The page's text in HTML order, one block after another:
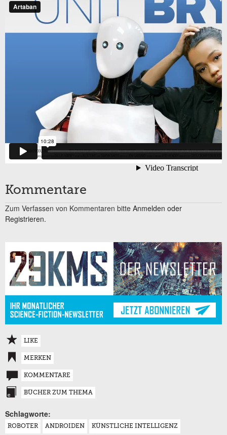
Kommentare
Zum Verfassen von Kommentaren bitte Anmelden oder
Registrieren.
LIKE
MERKEN
KOMMENTARE
BÜCHER ZUM THEMA
Schlagworte:
ROBOTER ANDROIDEN KÜNSTLICHE INTELLIGENZ